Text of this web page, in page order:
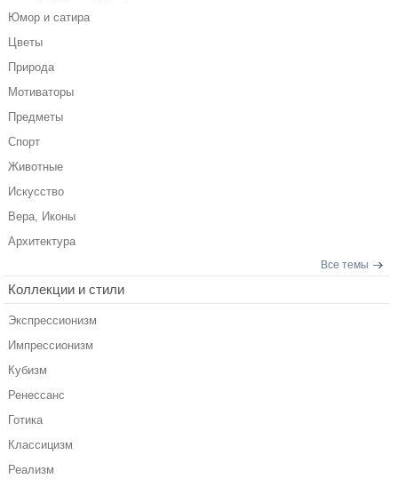
Юмор и сатира
Цветы
Природа
Мотиваторы
Предметы
Спорт
Животные
Искусство
Вера, Иконы
Архитектура
Все темы
Коллекции и стили
Экспрессионизм
Импрессионизм
Кубизм
Ренессанс
Готика
Классицизм
Реализм